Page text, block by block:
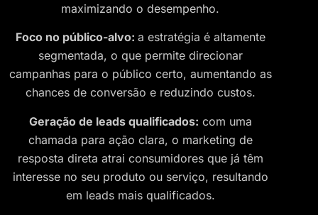
maximizando o desempenho.
Foco no público-alvo: a estratégia é altamente
segmentada, o que permite direcionar
campanhas para o público certo, aumentando as
chances de conversão e reduzindo custos.
Geração de leads qualificados: com uma
chamada para ação clara, o marketing de
resposta direta atrai consumidores que já têm
interesse no seu produto ou serviço, resultando
em leads mais qualificados.